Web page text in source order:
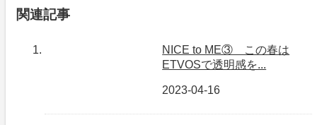
関連記事
NICE to ME③ この春は
ETVOSで透明感を...
2023-04-16